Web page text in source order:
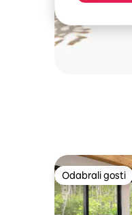
Odabrali gosti
Odabrali gosti